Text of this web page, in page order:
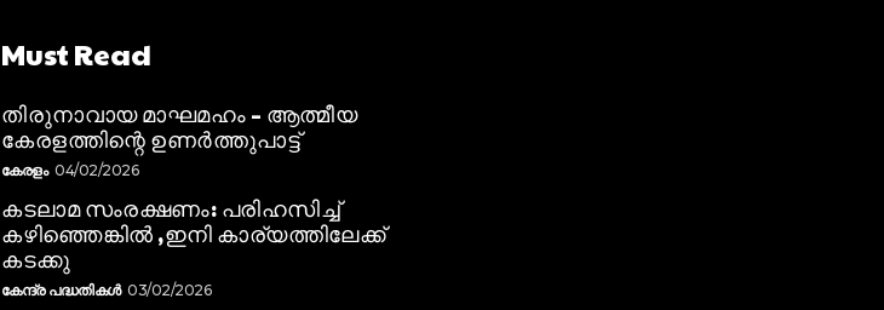
Must Read
തിരുനാവായ മാഘമഹം – ആത്മീയ
കേരളത്തിന്റെ ഉണർത്തുപാട്ട്
കേരളം 04/02/2026
കടലാമ സംരക്ഷണം: പരിഹസിച്ച്
കഴിഞ്ഞെങ്കിൽ ,ഇനി കാര്യത്തിലേക്ക്
കടക്കു
കേന്ദ്ര പദ്ധതികൾ 03/02/2026